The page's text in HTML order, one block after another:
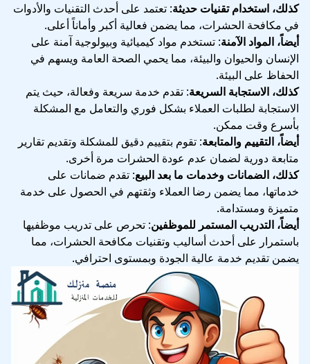
كذلك، استخدام تقنيات حديثة: تعتمد على أحدث التقنيات والأدوات
في مكافحة الحشرات، مما يضمن فعالية أكبر وأماناً أعلى.
أيضاً، المواد الآمنة: تستخدم مواد كيميائية وبيولوجية آمنة على
الإنسان والحيوان والبيئة، مما يحمي الصحة العامة ويسهم في
الحفاظ على البيئة.
كذلك، الاستجابة السريعة: تقدم خدمة سريعة وفعالة، حيث يتم
الاستجابة لطلبات العملاء بشكل فوري والتعامل مع المشكلة
بأسرع وقت ممكن.
أيضاً، التقييم والمتابعة: تقوم بتقييم دقيق للمشكلة وتقديم تقارير
متابعة دورية لضمان عدم عودة الحشرات مرة أخرى.
كذلك، الضمانات وخدمات ما بعد البيع: تقدم ضمانات على
خدماتها، مما يضمن رضا العملاء وثقتهم في الحصول على خدمة
متميزة ومستدامة.
أيضاً، التدريب المستمر للموظفين: تحرص على تدريب موظفيها
باستمرار على أحدث أساليب وتقنيات مكافحة الحشرات، مما
يضمن تقديم خدمة عالية الجودة وبمستوى احترافي.